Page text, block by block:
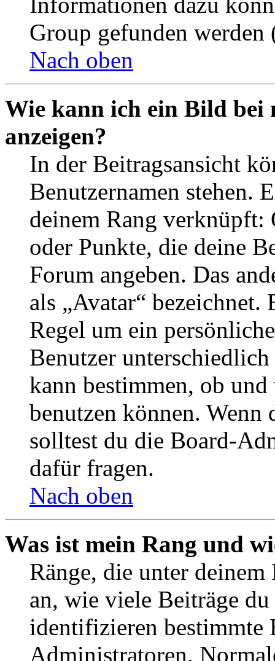
Group gefunden
Nach oben
Wie kann ich ein Bild bei
anzeigen?
In der Beitragsansicht
Benutzernamen stehen.
deinem Rang verknüpft:
oder Punkte, die deine
Forum angeben. Das
als „Avatar“
Regel um ein
Benutzer
kann bestimmen, ob
benutzen können. Wenn
solltest du die Board-
dafür fragen.
Nach oben
Was ist mein Rang und
Ränge, die unter deinem
an, wie viele Beiträge
identifizieren bestimmte
Administratoren.